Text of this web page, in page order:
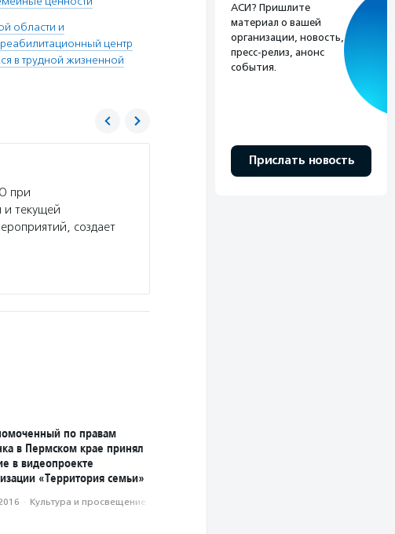
области и
центр
в трудной жизненной
при
и текущей
создает
Фонд поддержки детей, находящихся в
по правам
в Пермском крае принял
в видеопроекте
«Территория семьи»
· Культура и просвещение
АСИ? Пришлите
материал о вашей
организации, новость,
пресс-релиз, анонс
события.
Прислать новость